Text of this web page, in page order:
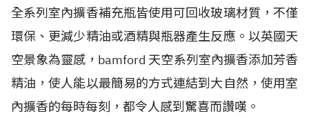
全系列室內擴香補充瓶皆使用可回收玻璃材質，不僅
環保、更減少精油或酒精與瓶器產生反應。以英國天
空景象為靈感，bamford 天空系列室內擴香添加芳香
精油，使人能以最簡易的方式連結到大自然，使用室
內擴香的每時每刻，都令人感到驚喜而讚嘆。